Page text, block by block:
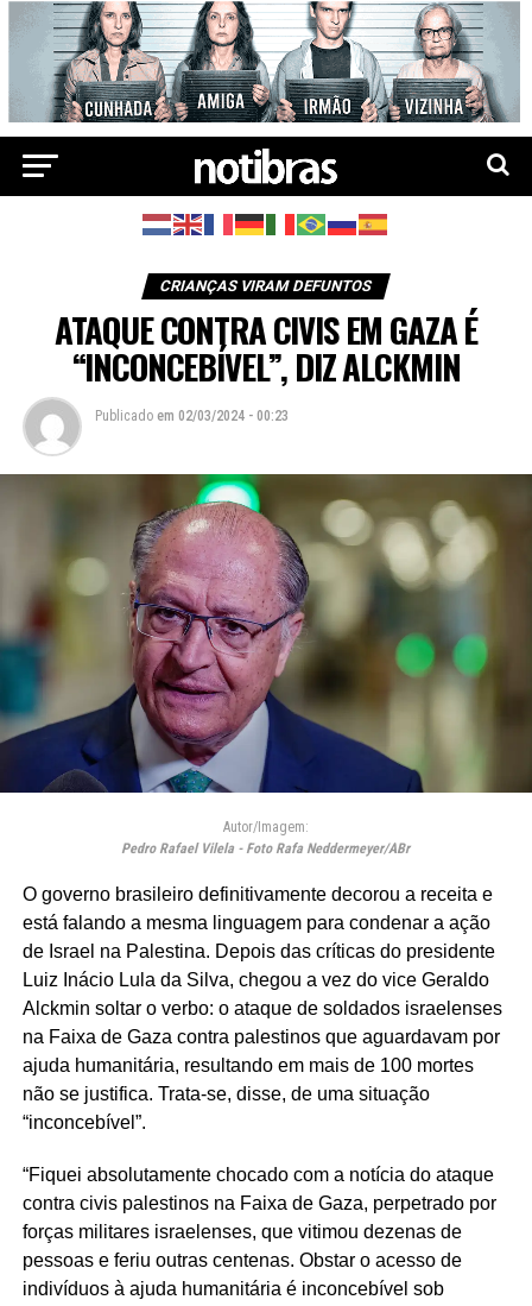
CRIANÇAS VIRAM DEFUNTOS
ATAQUE CONTRA CIVIS EM GAZA É
“INCONCEBÍVEL”, DIZ ALCKMIN
Publicado em 02/03/2024 - 00:23
Autor/Imagem:
Pedro Rafael Vilela - Foto Rafa Neddermeyer/ABr
O governo brasileiro definitivamente decorou a receita e
está falando a mesma linguagem para condenar a ação
de Israel na Palestina. Depois das críticas do presidente
Luiz Inácio Lula da Silva, chegou a vez do vice Geraldo
Alckmin soltar o verbo: o ataque de soldados israelenses
na Faixa de Gaza contra palestinos que aguardavam por
ajuda humanitária, resultando em mais de 100 mortes
não se justifica. Trata-se, disse, de uma situação
“inconcebível”.
“Fiquei absolutamente chocado com a notícia do ataque
contra civis palestinos na Faixa de Gaza, perpetrado por
forças militares israelenses, que vitimou dezenas de
pessoas e feriu outras centenas. Obstar o acesso de
indivíduos à ajuda humanitária é inconcebível sob